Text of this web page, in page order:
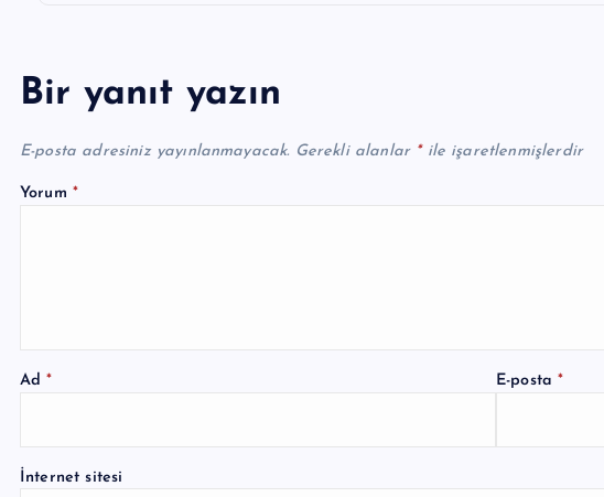
Bir yanıt yazın
E-posta adresiniz yayınlanmayacak. Gerekli alanlar *ile işaretlenmişlerdir
Yorum *
Ad* E-posta*
İnternet sitesi
t